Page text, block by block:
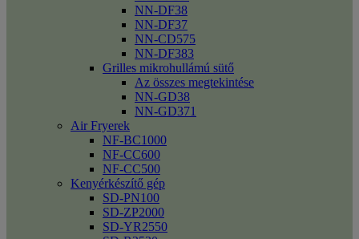
NN-DF38
NN-DF37
NN-CD575
NN-DF383
Grilles mikrohullámú sütő
Az összes megtekintése
NN-GD38
NN-GD371
Air Fryerek
NF-BC1000
NF-CC600
NF-CC500
Kenyérkészítő gép
SD-PN100
SD-ZP2000
SD-YR2550